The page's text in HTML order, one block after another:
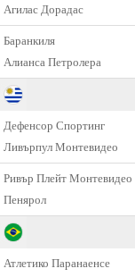
Агилас Дорадас
Баранкиля
Алианса Петролера
Дефенсор Спортинг
Ливърпул Монтевидео
Ривър Плейт Монтевидео
Пенярол
Атлетико Паранаенсе